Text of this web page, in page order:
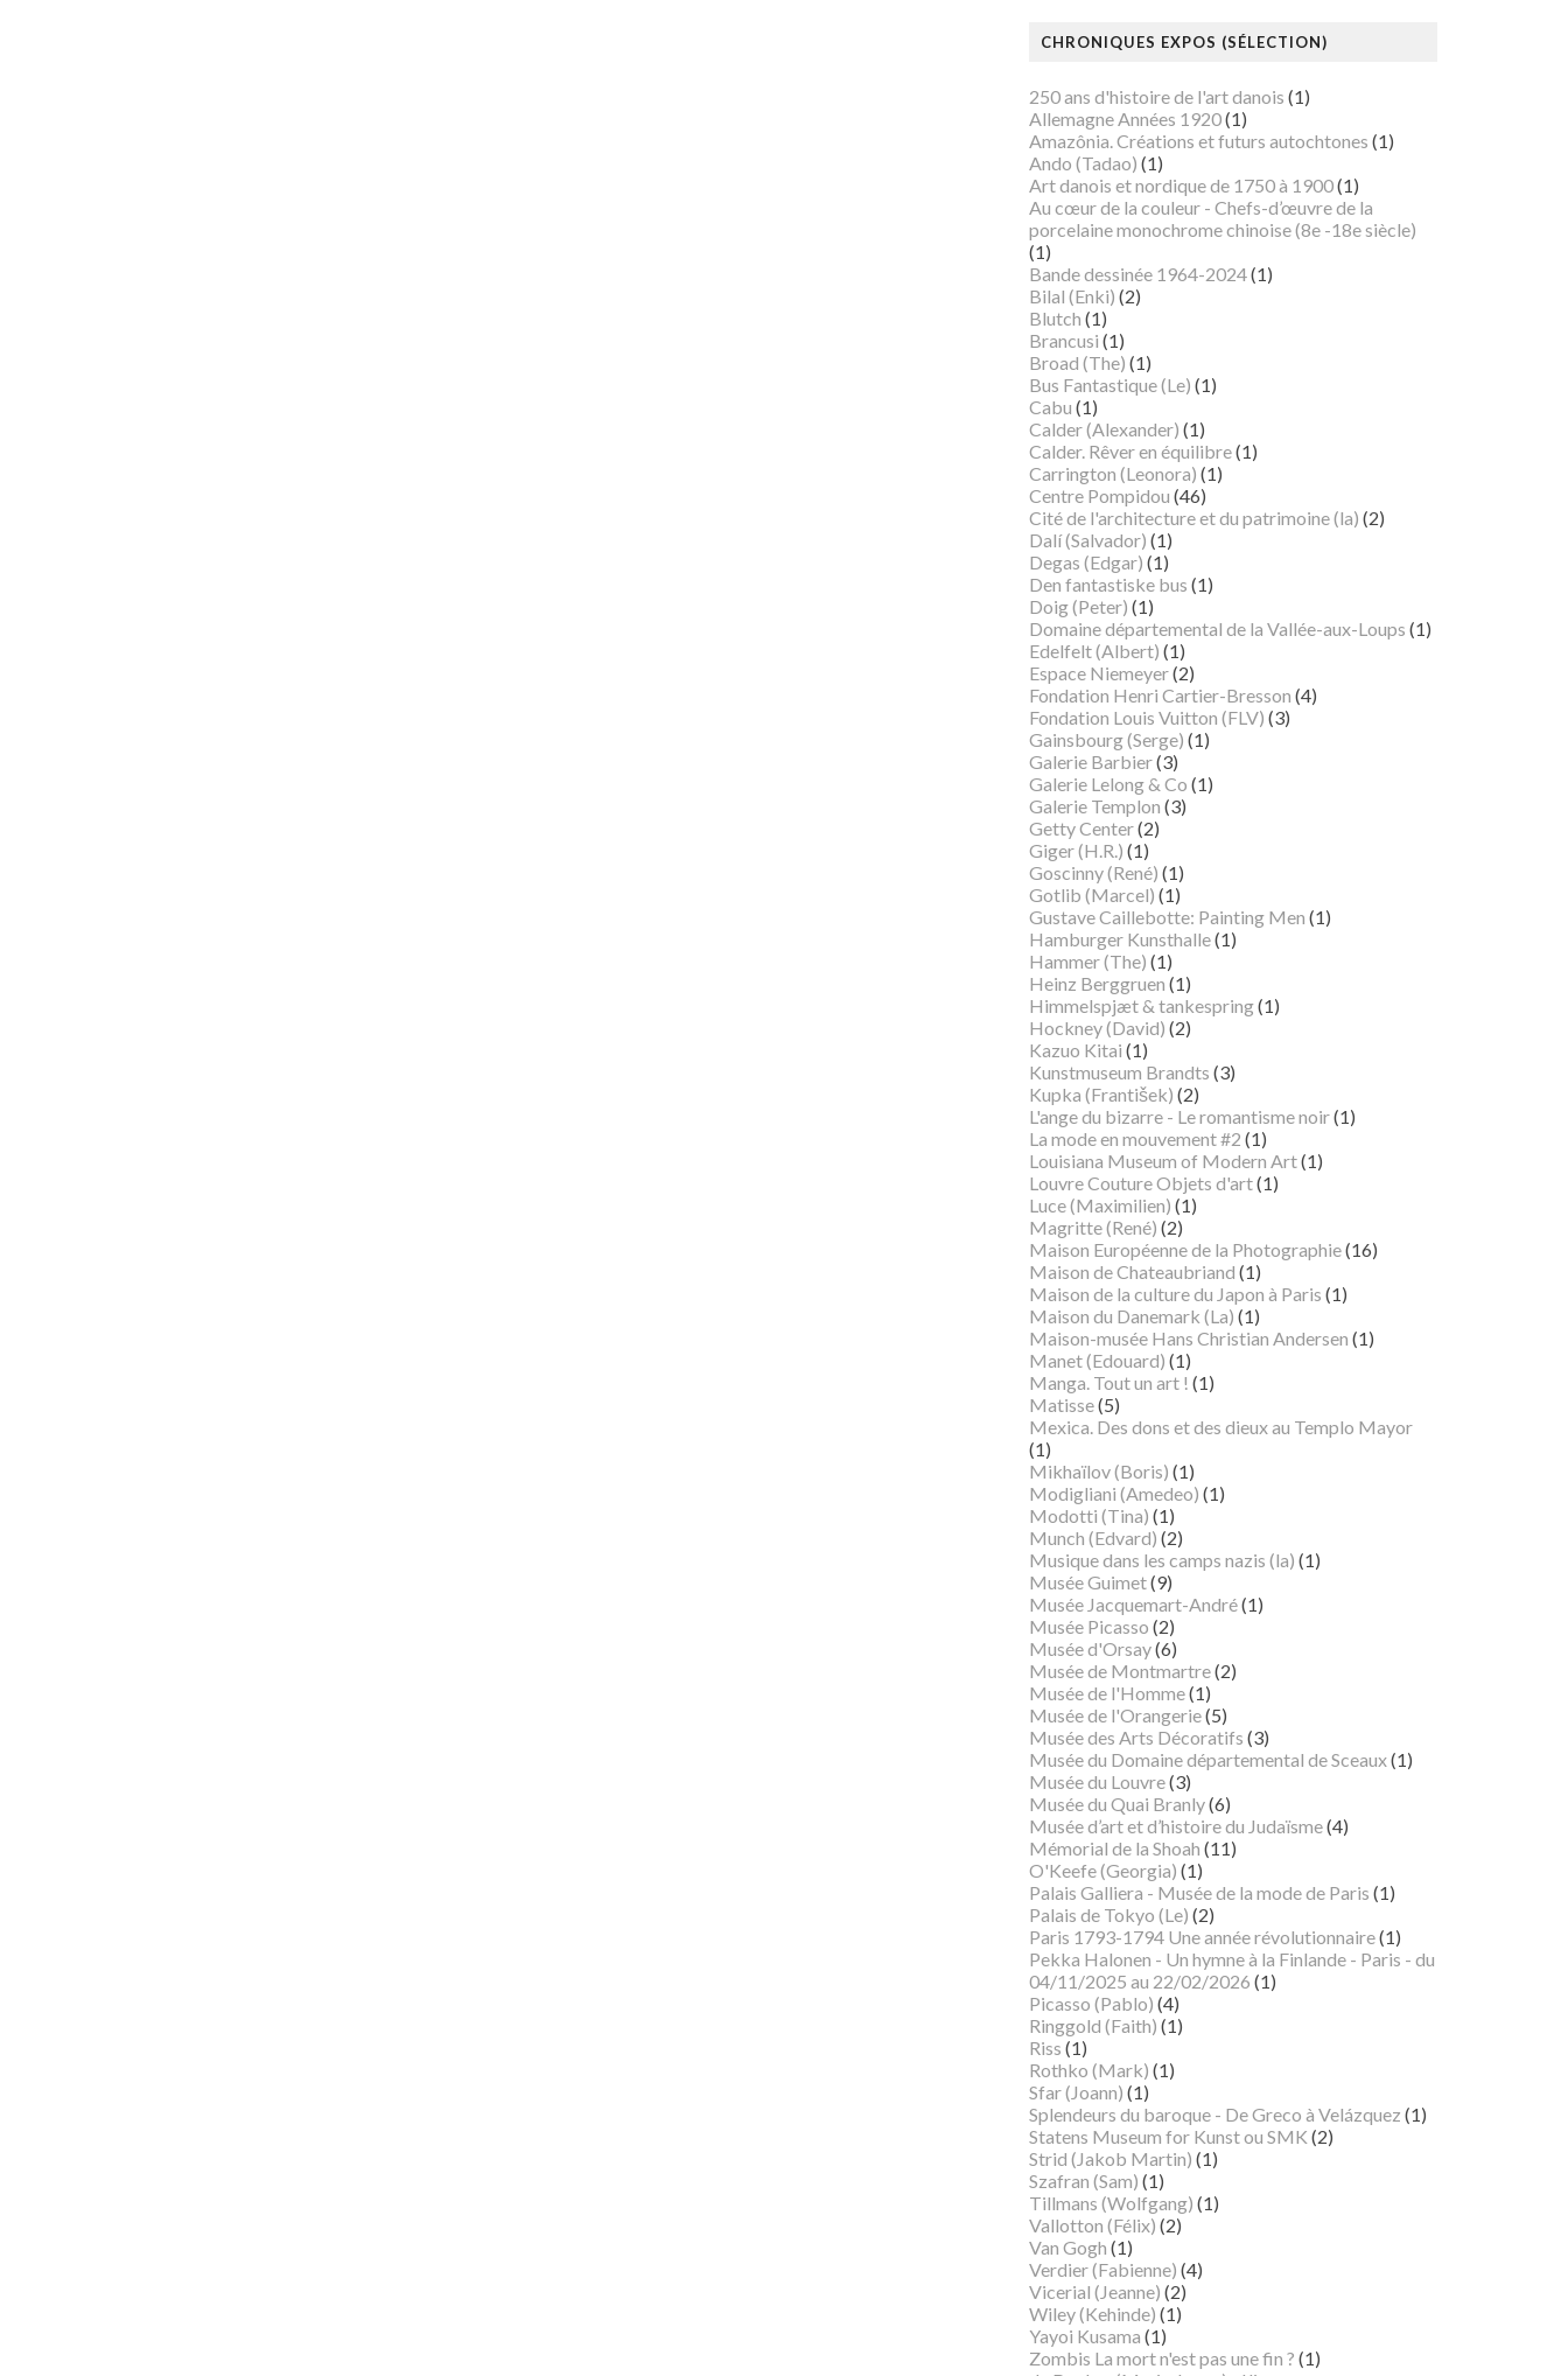
CHRONIQUES EXPOS (SÉLECTION)
250 ans d'histoire de l'art danois (1)
Allemagne Années 1920(1)
Amazônia. Créations et futurs autochtones (1)
Ando (Tadao) (1)
Art danois et nordique de 1750 à 1900(1)
Au cœur de la couleur - Chefs-d’œuvre de la
porcelaine monochrome chinoise (8e -18e siècle)
(1)
Bande dessinée 1964-2024(1)
Bilal (Enki) (2)
Blutch (1)
Brancusi (1)
Broad (The) (1)
Bus Fantastique (Le) (1)
Cabu (1)
Calder (Alexander) (1)
Calder. Rêver en équilibre(1)
Carrington (Leonora) (1)
Centre Pompidou (46)
Cité de l'architecture et du patrimoine (la) (2)
Dalí (Salvador) (1)
Degas (Edgar) (1)
Den fantastiske bus (1)
Doig (Peter) (1)
Domaine départemental de la Vallée-aux-Loups (1)
Edelfelt (Albert) (1)
Espace Niemeyer(2)
Fondation Henri Cartier-Bresson (4)
Fondation Louis Vuitton (FLV) (3)
Gainsbourg (Serge) (1)
Galerie Barbier(3)
Galerie Lelong & Co (1)
Galerie Templon (3)
Getty Center(2)
Giger (H.R.) (1)
Goscinny (René) (1)
Gotlib (Marcel) (1)
Gustave Caillebotte: Painting Men (1)
Hamburger Kunsthalle(1)
Hammer (The) (1)
Heinz Berggruen (1)
Himmelspjæt & tankespring(1)
Hockney (David) (2)
Kazuo Kitai (1)
Kunstmuseum Brandts (3)
Kupka (František) (2)
L'ange du bizarre - Le romantisme noir(1)
La mode en mouvement #2 (1)
Louisiana Museum of Modern Art(1)
Louvre Couture Objets d'art(1)
Luce (Maximilien) (1)
Magritte (René) (2)
Maison Européenne de la Photographie(16)
Maison de Chateaubriand (1)
Maison de la culture du Japon à Paris (1)
Maison du Danemark (La) (1)
Maison-musée Hans Christian Andersen (1)
Manet (Edouard) (1)
Manga. Tout un art ! (1)
Matisse(5)
Mexica. Des dons et des dieux au Templo Mayor
(1)
Mikhaïlov (Boris) (1)
Modigliani (Amedeo) (1)
Modotti (Tina) (1)
Munch (Edvard) (2)
Musique dans les camps nazis (la) (1)
Musée Guimet(9)
Musée Jacquemart-André(1)
Musée Picasso (2)
Musée d'Orsay(6)
Musée de Montmartre(2)
Musée de l'Homme(1)
Musée de l'Orangerie(5)
Musée des Arts Décoratifs (3)
Musée du Domaine départemental de Sceaux(1)
Musée du Louvre(3)
Musée du Quai Branly(6)
Musée d’art et d’histoire du Judaïsme(4)
Mémorial de la Shoah (11)
O'Keefe (Georgia) (1)
Palais Galliera - Musée de la mode de Paris (1)
Palais de Tokyo (Le) (2)
Paris 1793-1794 Une année révolutionnaire(1)
Pekka Halonen - Un hymne à la Finlande - Paris - du
04/11/2025 au 22/02/2026 (1)
Picasso (Pablo) (4)
Ringgold (Faith) (1)
Riss (1)
Rothko (Mark) (1)
Sfar (Joann) (1)
Splendeurs du baroque - De Greco à Velázquez (1)
Statens Museum for Kunst ou SMK (2)
Strid (Jakob Martin) (1)
Szafran (Sam) (1)
Tillmans (Wolfgang) (1)
Vallotton (Félix) (2)
Van Gogh (1)
Verdier (Fabienne) (4)
Vicerial (Jeanne) (2)
Wiley (Kehinde) (1)
Yayoi Kusama (1)
Zombis La mort n'est pas une fin ? (1)